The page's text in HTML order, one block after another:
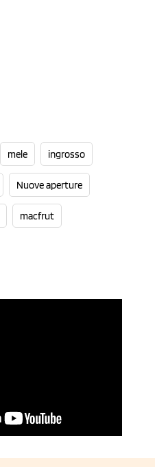
mele ingrosso
Nuove aperture
macfrut